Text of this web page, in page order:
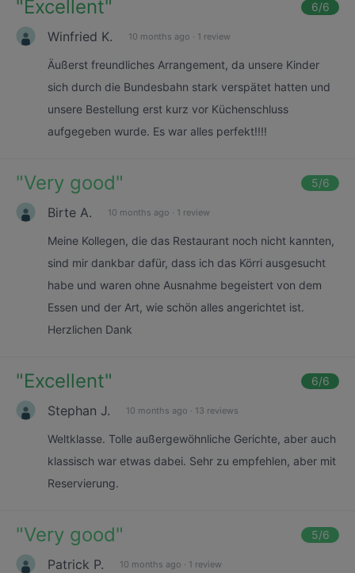
"Excellent" 6/6
Winfried K. 10 months ago · 1 review
Äußerst freundliches Arrangement, da unsere Kinder
sich durch die Bundesbahn stark verspätet hatten und
unsere Bestellung erst kurz vor Küchenschluss
aufgegeben wurde. Es war alles perfekt!!!!
"Very good" 5/6
Birte A. 10 months ago · 1 review
Meine Kollegen, die das Restaurant noch nicht kannten,
sind mir dankbar dafür, dass ich das Körri ausgesucht
habe und waren ohne Ausnahme begeistert von dem
Essen und der Art, wie schön alles angerichtet ist.
Herzlichen Dank
"Excellent" 6/6
Stephan J. 10 months ago · 13 reviews
Weltklasse. Tolle außergewöhnliche Gerichte, aber auch
klassisch war etwas dabei. Sehr zu empfehlen, aber mit
Reservierung.
"Very good" 5/6
Patrick P. 10 months ago · 1 review